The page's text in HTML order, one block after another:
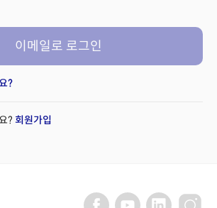
이메일로 로그인
?
? 회원가입